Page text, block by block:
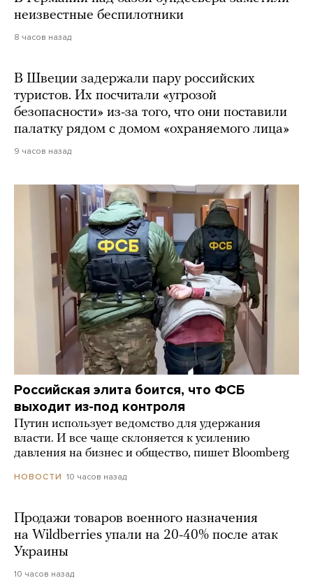
неизвестные беспилотники
8 часов назад
В Швеции задержали пару российских
туристов. Их посчитали «угрозой
безопасности» из-за того, что они поставили
палатку рядом с домом «охраняемого лица»
9 часов назад
Российская элита боится, что ФСБ
выходит из-под контроля
Путин использует ведомство для удержания
власти. И все чаще склоняется к усилению
давления на бизнес и общество, пишет Bloomberg
НОВОСТИ 10 часов назад
Продажи товаров военного назначения
на Wildberries упали на 20-40% после атак
Украины
10 часов назад